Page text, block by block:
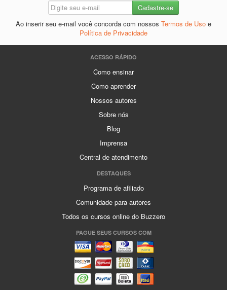
Ao inserir seu e-mail você concorda com nossos Termos de Uso e
Política de Privacidade
ACESSO RÁPIDO
Como ensinar
Como aprender
Nossos autores
Sobre nós
Blog
Imprensa
Central de atendimento
DESTAQUES
Programa de afiliado
Comunidade para autores
Todos os cursos online do Buzzero
PAGUE SEUS CURSOS COM